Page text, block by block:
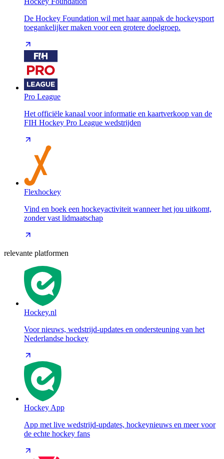
De Hockey Foundation wil met haar aanpak de hockeysport
toegankelijker maken voor een grotere doelgroep.
Pro League
Het officiële kanaal voor informatie en kaartverkoop van de
FIH Hockey Pro League wedstrijden
Flexhockey
Vind en boek een hockeyactiviteit wanneer het jou uitkomt,
zonder vast lidmaatschap
relevante platformen
Hockey.nl
Voor nieuws, wedstrijd-updates en ondersteuning van het
Nederlandse hockey
Hockey App
App met live wedstrijd-updates, hockeynieuws en meer voor
de echte hockey fans